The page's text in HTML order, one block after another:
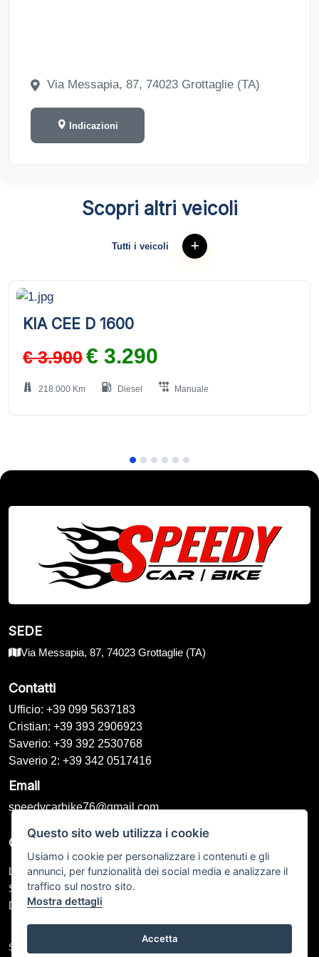
Questo sito web utilizza i cookie
Usiamo i cookie per personalizzare i contenuti e gli
annunci, per funzionalità dei social media e analizzare il
traffico sul nostro sito.
Mostra dettagli
Accetta
Via Messapia, 87, 74023 Grottaglie (TA)
Indicazioni
Scopri altri veicoli
Tutti i veicoli
KIA CEE D 1600
€ 3.900€ 3.290
218.000 Km Diesel Manuale
SEDE
Via Messapia, 87, 74023 Grottaglie (TA)
Contatti
Ufficio: +39 099 5637183
Cristian: +39 393 2906923
Saverio: +39 392 2530768
Saverio 2: +39 342 0517416
Email
speedycarbike76@gmail.com
Orari di Apertura
Lunedì – Venerdì: 09:00 - 13:00 / 16:00 - 20:00
Sabato: 09:00 - 13:00 / Chiuso
Domenica: Chiuso
Speedy Car Bike di Galeone Saverio P.IVA: IT 02544360734